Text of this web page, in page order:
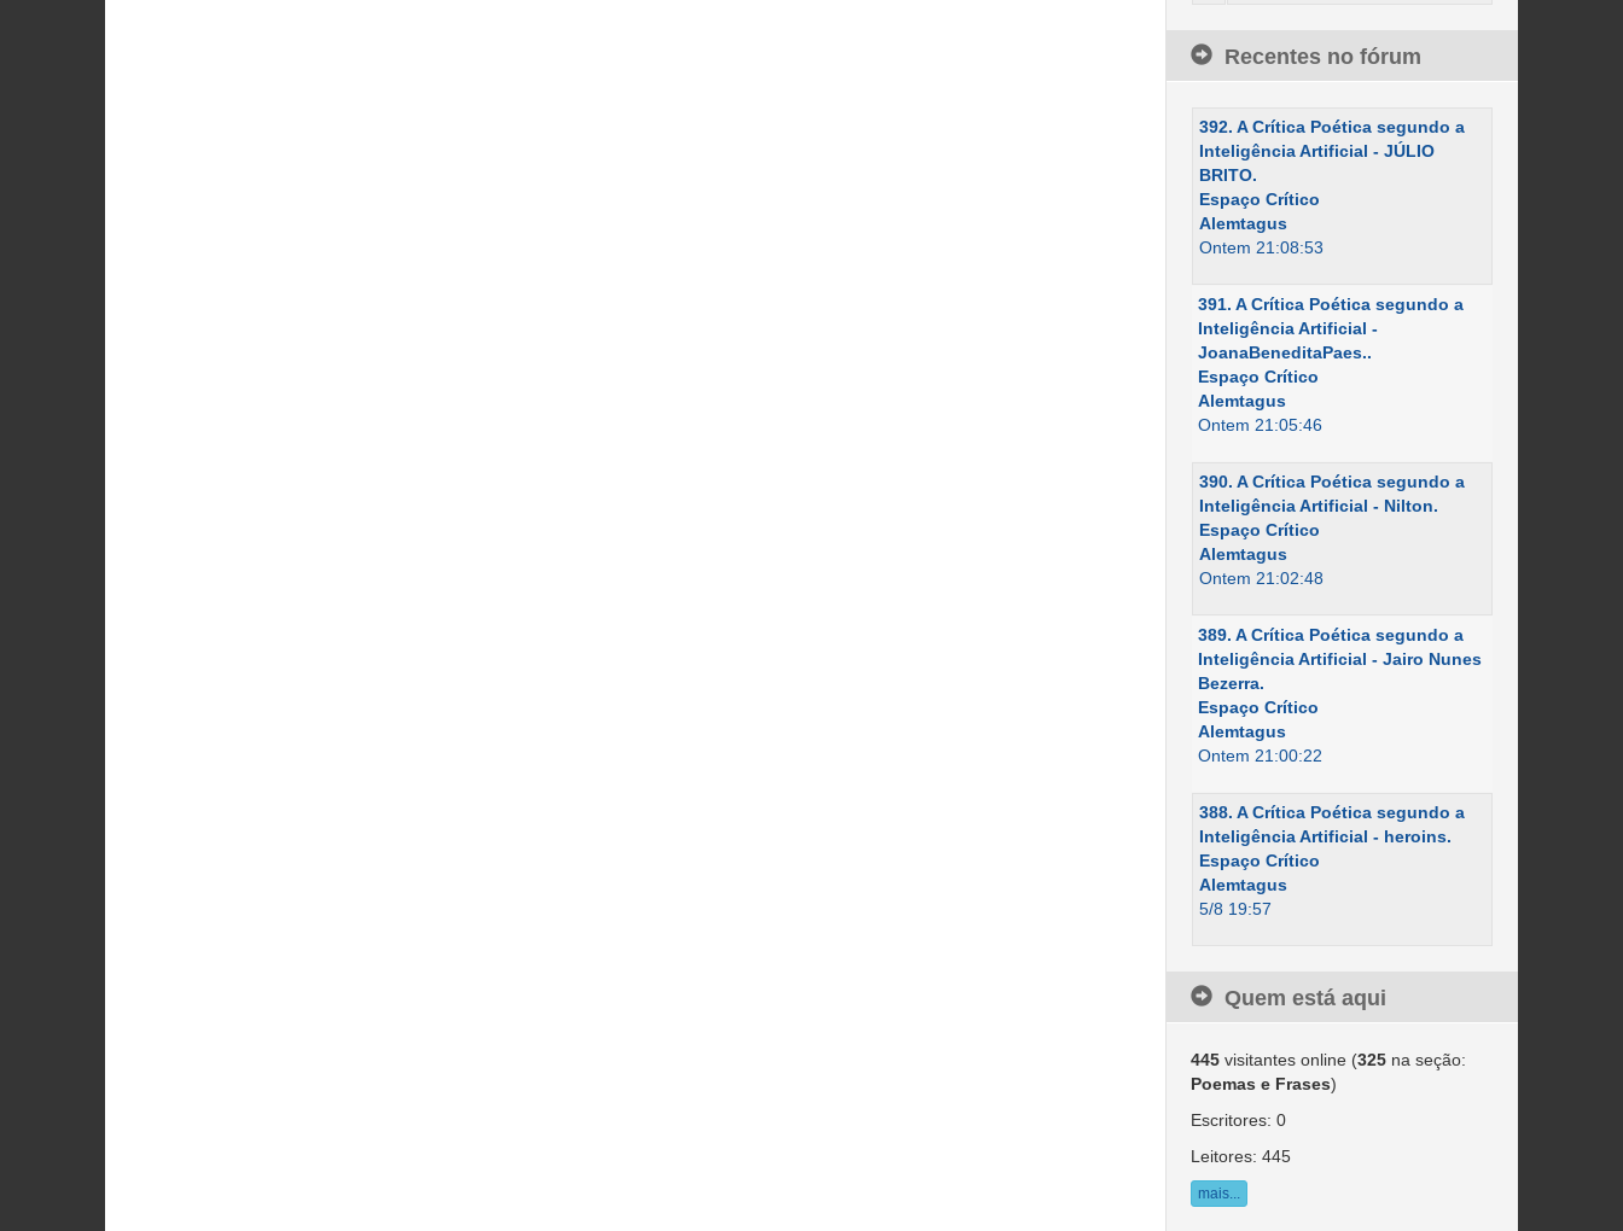
Recentes no fórum
392. A Crítica Poética segundo a
Inteligência Artificial - JÚLIO
BRITO.
Espaço Crítico
Alemtagus
Ontem 21:08:53
391. A Crítica Poética segundo a
Inteligência Artificial -
JoanaBeneditaPaes..
Espaço Crítico
Alemtagus
Ontem 21:05:46
390. A Crítica Poética segundo a
Inteligência Artificial - Nilton.
Espaço Crítico
Alemtagus
Ontem 21:02:48
389. A Crítica Poética segundo a
Inteligência Artificial - Jairo Nunes
Bezerra.
Espaço Crítico
Alemtagus
Ontem 21:00:22
388. A Crítica Poética segundo a
Inteligência Artificial - heroins.
Espaço Crítico
Alemtagus
5/8 19:57
Quem está aqui
445visitantes online (325na seção:
Poemas e Frases)
Escritores: 0
Leitores: 445
mais...